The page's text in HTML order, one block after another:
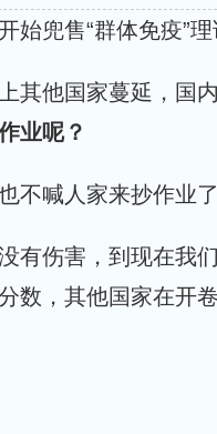
始兜售“群体免疫”
其他国家蔓延，国
业呢？
不喊人家来抄作业了
有伤害，到现在我
数，其他国家在开